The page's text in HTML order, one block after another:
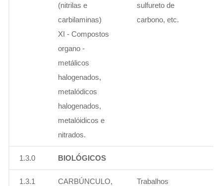
(nitrilas e
carbilaminas)
XI - Compostos
organo -
metálicos
halogenados,
metalódicos
halogenados,
metalóidicos e
nitrados.
sulfureto de
carbono, etc.
1.3.0 BIOLÓGICOS
1.3.1
CARBÚNCULO,
Trabalhos